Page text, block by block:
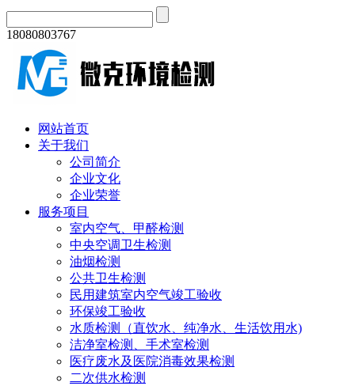
18080803767
网站首页
关于我们
公司简介
企业文化
企业荣誉
服务项目
室内空气、甲醛检测
中央空调卫生检测
油烟检测
公共卫生检测
民用建筑室内空气竣工验收
环保竣工验收
水质检测（直饮水、纯净水、生活饮用水)
洁净室检测、手术室检测
医疗废水及医院消毒效果检测
二次供水检测